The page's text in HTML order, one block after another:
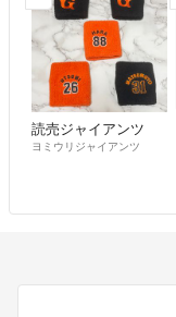
読売ジャイアンツ
ヨミウリジャイアンツ